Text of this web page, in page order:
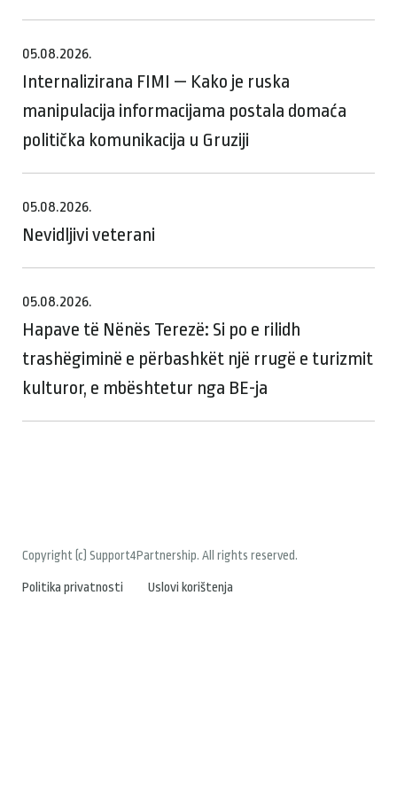
05.08.2026.
Internalizirana FIMI — Kako je ruska
manipulacija informacijama postala domaća
politička komunikacija u Gruziji
05.08.2026.
Nevidljivi veterani
05.08.2026.
Hapave të Nënës Terezë: Si po e rilidh
trashëgiminë e përbashkët një rrugë e turizmit
kulturor, e mbështetur nga BE-ja
Copyright (c) Support4Partnership. All rights reserved.
Politika privatnosti Uslovi korištenja